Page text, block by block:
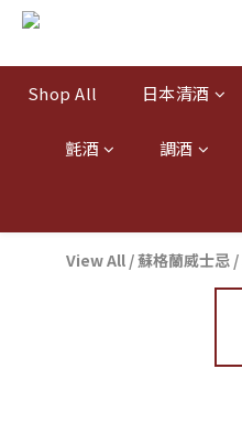
Shop All 日本清酒
氈酒 調酒
View All /蘇格蘭威士忌 /